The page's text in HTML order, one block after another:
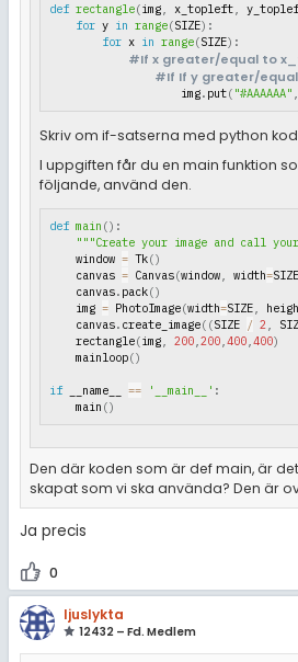
def rectangle(img, x_topleft,
for y in range(SIZE) :
for x in range(SIZE) :
#If x greater/equal to
#If If y greater/
                    img
. put( "#AAAAAA" ,
Skriv om if-satserna med python
I uppgiften får du en main funktion
följande, använd den.
def main () :
"""Create your image and call
    window
= Tk()
    canvas
= Canvas(window, width=SIZE
    canvas
. pack()
    img
= PhotoImage(width=SIZE,
    canvas
. create_image( (SIZE / 2
    rectangle
(img, 200, 200, 400, 400)
    mainloop
()
if __name__ == '__main__' :
    main
()
Den där koden som är def main, är
skapat som vi ska använda? Den är
Ja precis
0
ljuslykta
12432 – Fd. Medlem